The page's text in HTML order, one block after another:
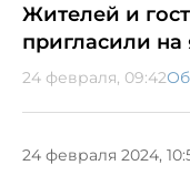
Жителей и
пригласили
24 февраля, 09:42
24 февраля 2024,